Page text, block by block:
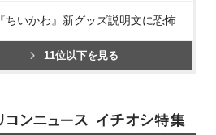
『ちいかわ』新グッズ説明文に恐怖
11位以下を見る